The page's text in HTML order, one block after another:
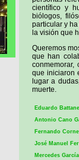
científico y
biólogos,
particular y
la visión que
Queremos
que han
conmemorar,
que iniciaron
lugar a
muerte.
Eduardo
Antonio Cano
Fernando
José Manuel
Mercedes